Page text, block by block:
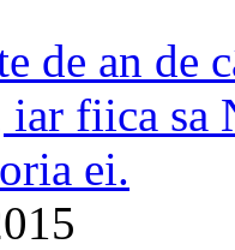
de an de
fiica sa
ei.